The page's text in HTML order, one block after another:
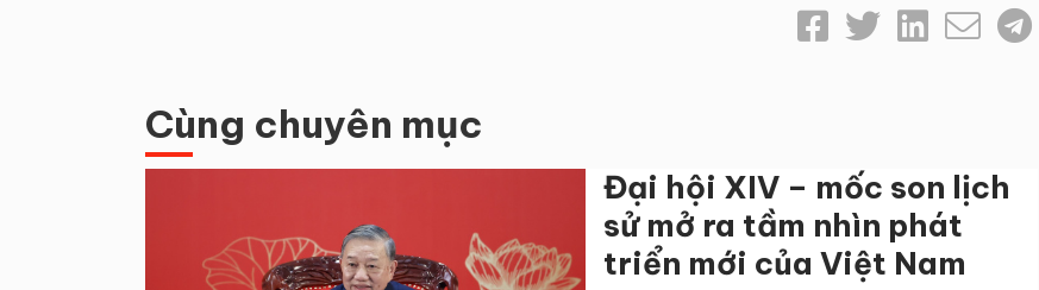
Cùng chuyên mục
Đại hội XIV – mốc son lịch
sử mở ra tầm nhìn phát
triển mới của Việt Nam